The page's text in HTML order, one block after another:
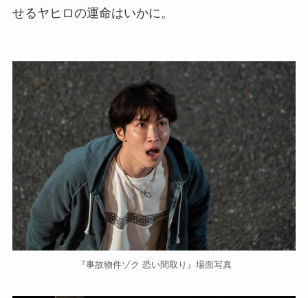
せるヤヒロの運命はいかに。
『事故物件ゾク 恐い間取り』場面写真